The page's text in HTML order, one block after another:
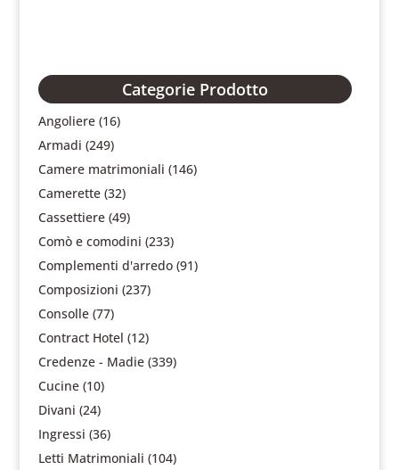
Categorie Prodotto
Angoliere (16)
Armadi (249)
Camere matrimoniali (146)
Camerette (32)
Cassettiere (49)
Comò e comodini (233)
Complementi d'arredo (91)
Composizioni (237)
Consolle (77)
Contract Hotel (12)
Credenze - Madie (339)
Cucine (10)
Divani (24)
Ingressi (36)
Letti Matrimoniali (104)